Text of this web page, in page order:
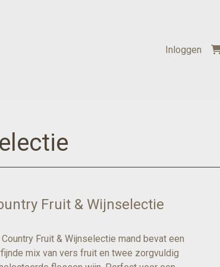
Inloggen
Fruit & Wijnselectie
Country Fruit & Wijnselectie mand bevat een
mix van vers fruit en twee zorgvuldig